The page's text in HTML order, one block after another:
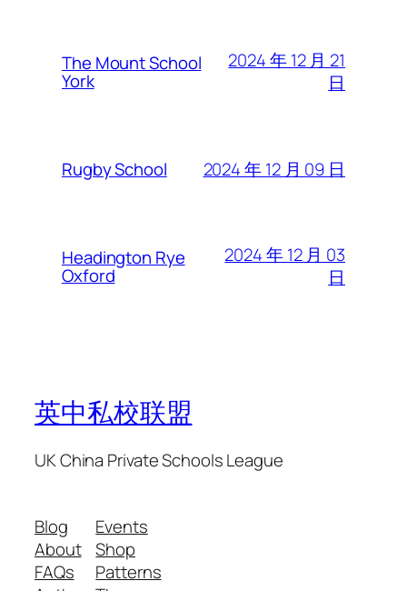
The Mount School
York
2024 年 12 月 21
日
Rugby School 2024 年 12 月 09 日
Headington Rye
Oxford
2024 年 12 月 03
日
英中私校联盟
UK China Private Schools League
Blog
About
FAQs
Events
Shop
Patterns